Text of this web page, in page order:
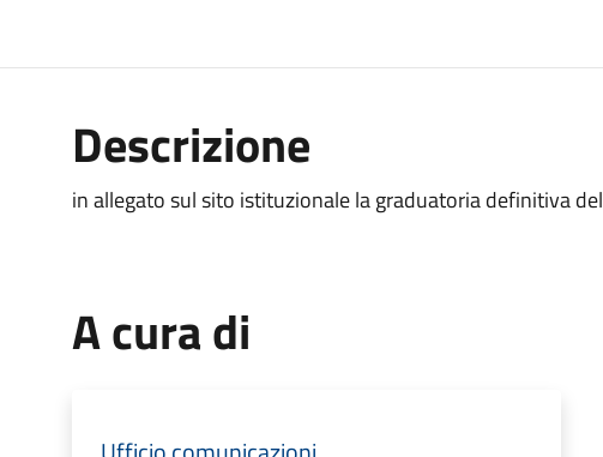
Descrizione
in allegato sul sito istituzionale la graduatoria definitiva
A cura di